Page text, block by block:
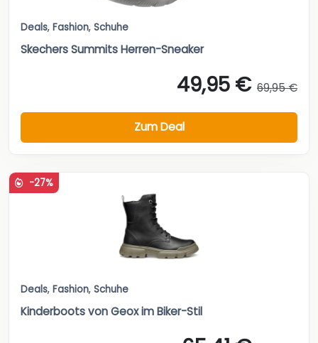
Deals, Fashion, Schuhe
Skechers Summits Herren-Sneaker
49,95 € 69,95 €
Zum Deal
-27%
Deals, Fashion, Schuhe
Kinderboots von Geox im Biker-Stil